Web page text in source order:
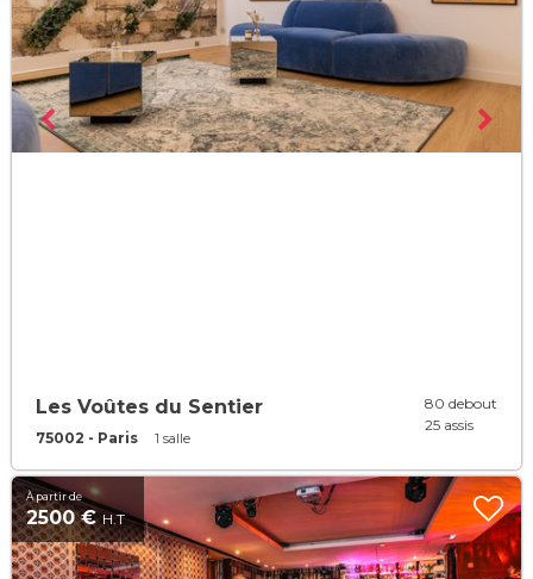
Les Voûtes du Sentier
75002 - Paris 1 salle
80 debout
25 assis
À partir de
2500 €H.T